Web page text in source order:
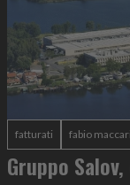
fatturati fabio maccari
Gruppo